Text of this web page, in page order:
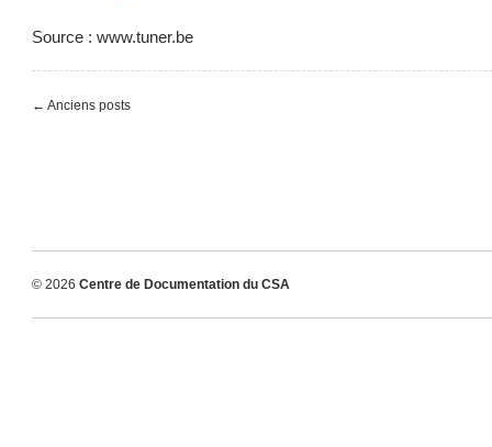
Source : www.tuner.be
← Anciens posts
© 2026 Centre de Documentation du CSA